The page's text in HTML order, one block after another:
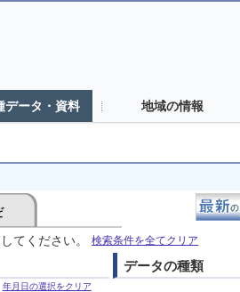
データ・資料 地域の情報
てください。 検索条件を全てクリア
年月日の選択をクリア
データの種類